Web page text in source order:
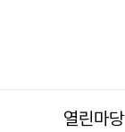
열린마당